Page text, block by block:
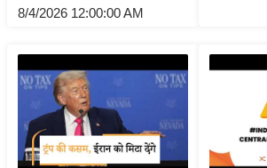
ष
म
म
यि
8/4/2026 12:00:00 AM